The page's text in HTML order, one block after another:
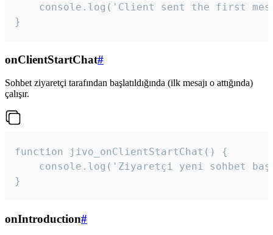
console.log('Client sent the first
}
onClientStartChat#
Sohbet ziyaretçi tarafından başlatıldığında (ilk mesajı o attığında)
çalışır.
function jivo_onClientStartChat() {
console.log('Ziyaretçi yeni sohbet
}
onIntroduction#